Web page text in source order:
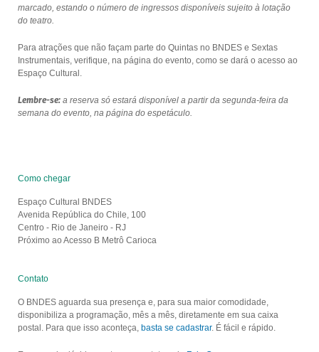
marcado, estando o número de ingressos disponíveis sujeito à lotação
do teatro.
Para atrações que não façam parte do Quintas no BNDES e Sextas
Instrumentais, verifique, na página do evento, como se dará o acesso ao
Espaço Cultural.
Lembre-se:a reserva só estará disponível a partir da segunda-feira da
semana do evento, na página do espetáculo.
Como chegar
Espaço Cultural BNDES
Avenida República do Chile, 100
Centro - Rio de Janeiro - RJ
Próximo ao Acesso B Metrô Carioca
Contato
O BNDES aguarda sua presença e, para sua maior comodidade,
disponibiliza a programação, mês a mês, diretamente em sua caixa
postal. Para que isso aconteça, basta se cadastrar. É fácil e rápido.